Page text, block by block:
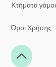
Κτήματα
Όροι Χρήσης